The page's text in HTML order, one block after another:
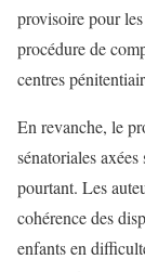
provisoire pour les
procédure de
centres
En revanche, le
sénatoriales
pourtant. Les
cohérence des
enfants en